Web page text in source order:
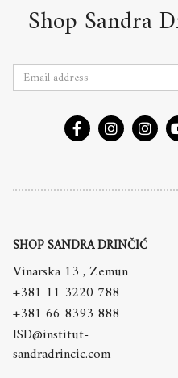
Shop Sandra
SHOP SANDRA DRINČIĆ
Vinarska 13 , Zemun
+381 11 3220 788
+381 66 8393 888
ISD@institut-
sandradrincic.com